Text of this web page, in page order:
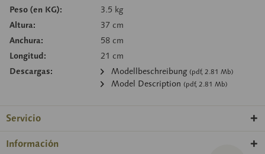
Peso (en KG):
3.5 kg
Altura:
37 cm
Anchura:
58 cm
Longitud:
21 cm
Descargas:
Modellbeschreibung (pdf, 2.81 Mb)
Model Description (pdf, 2.81 Mb)
Servicio
Información